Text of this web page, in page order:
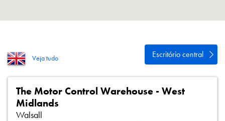
Veja tudo Escritório central
The Motor Control Warehouse - West
Midlands
Walsall
Mapa do site
iSource Logar